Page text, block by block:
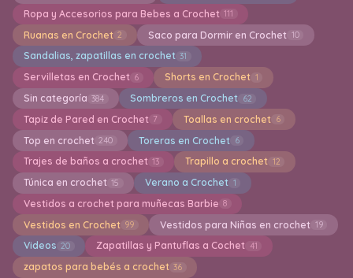
Ropa y Accesorios para Bebes a Crochet 111
Ruanas en Crochet 2 Saco para Dormir en Crochet 10
Sandalias, zapatillas en crochet 31
Servilletas en Crochet 6 Shorts en Crochet 1
Sin categoría 384 Sombreros en Crochet 62
Tapiz de Pared en Crochet 7 Toallas en crochet 6
Top en crochet 240 Toreras en Crochet 6
Trajes de baños a crochet 13 Trapillo a crochet 12
Túnica en crochet 15 Verano a Crochet 1
Vestidos a crochet para muñecas Barbie 8
Vestidos en Crochet 99 Vestidos para Niñas en crochet 19
Videos 20 Zapatillas y Pantuflas a Cochet 41
zapatos para bebés a crochet 36